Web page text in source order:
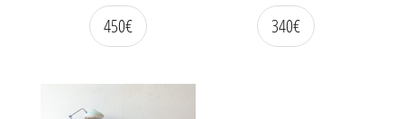
450€ 340€